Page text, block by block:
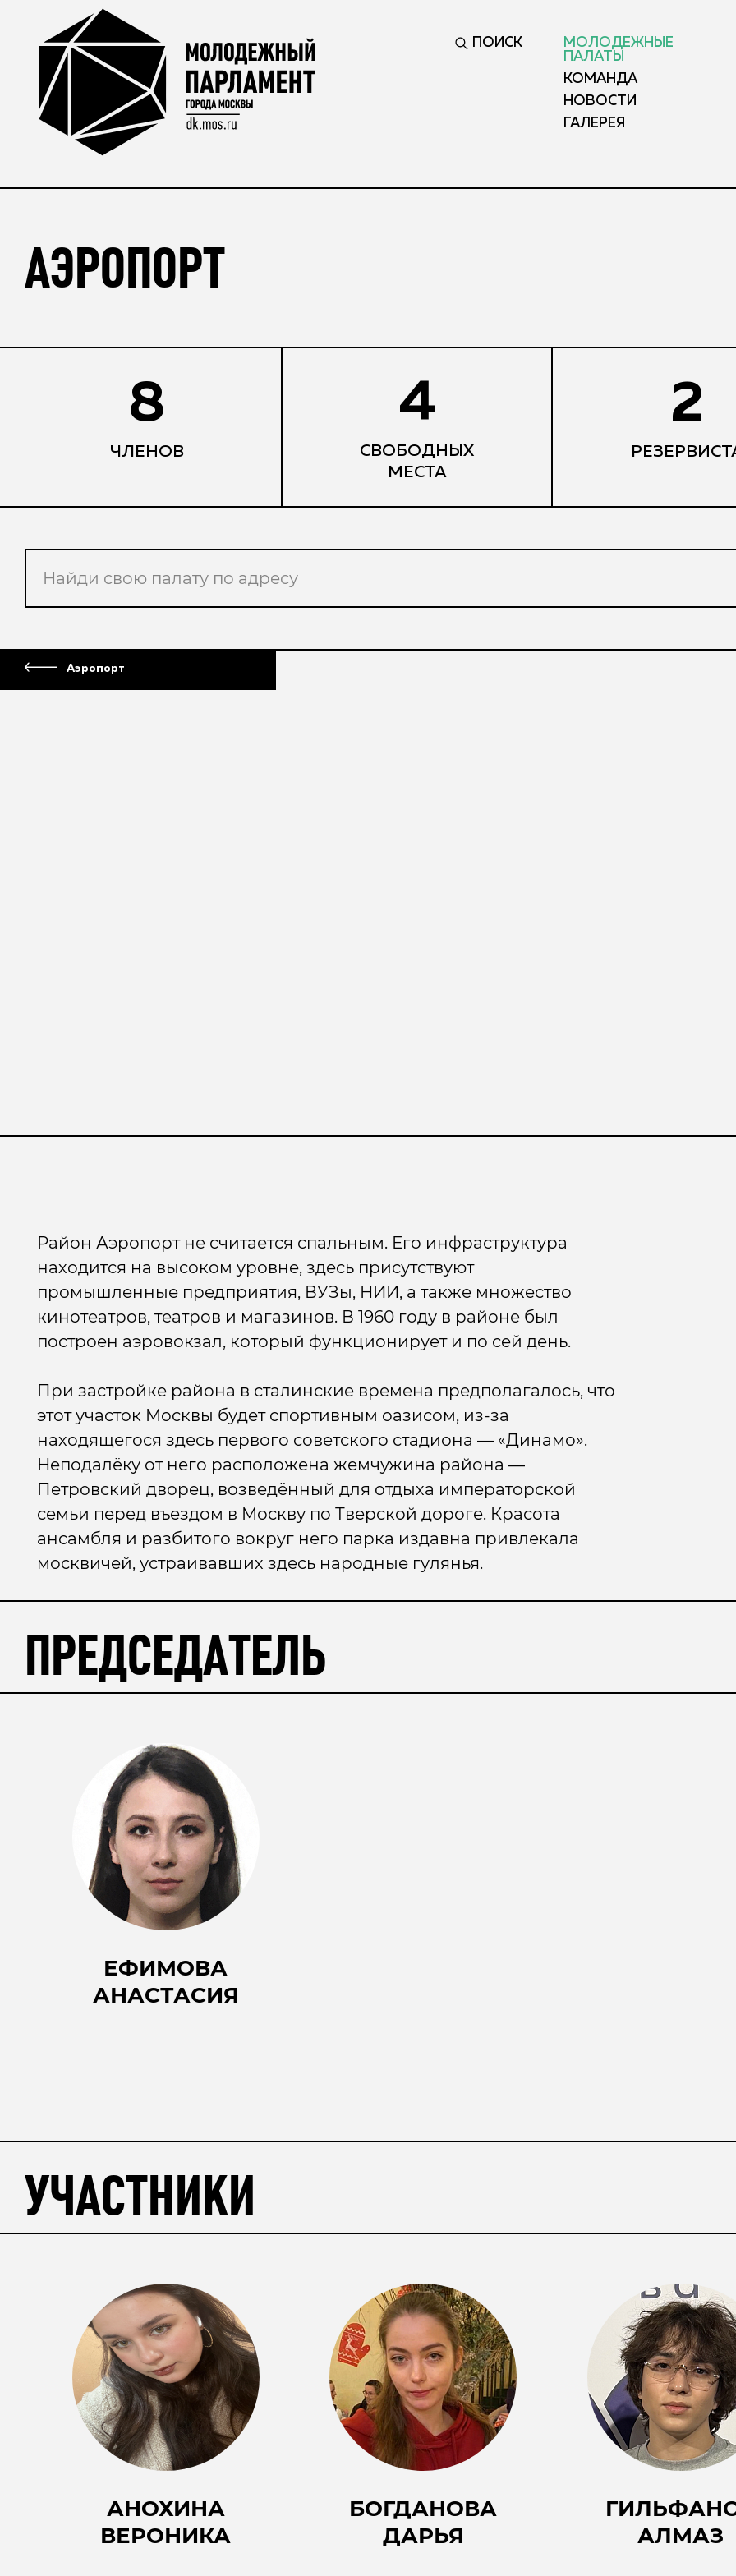
ПОИСК
МОЛОДЕЖНЫЕ
ПАЛАТЫ
КОМАНДА
НОВОСТИ
ГАЛЕРЕЯ
АЭРОПОРТ
8
ЧЛЕНОВ
4
СВОБОДНЫХ
МЕСТА
2
Аэропорт
Район Аэропорт не считается спальным. Его инфраструктура
находится на высоком уровне, здесь присутствуют
промышленные предприятия, ВУЗы, НИИ, а также множество
кинотеатров, театров и магазинов. В 1960 году в районе был
построен аэровокзал, который функционирует и по сей день.
При застройке района в сталинские времена предполагалось, что
этот участок Москвы будет спортивным оазисом, из-за
находящегося здесь первого советского стадиона — «Динамо».
Неподалёку от него расположена жемчужина района —
Петровский дворец, возведённый для отдыха императорской
семьи перед въездом в Москву по Тверской дороге. Красота
ансамбля и разбитого вокруг него парка издавна привлекала
москвичей, устраивавших здесь народные гулянья.
ПРЕДСЕДАТЕЛЬ
ЕФИМОВА
АНАСТАСИЯ
УЧАСТНИКИ
АНОХИНА
ВЕРОНИКА
БОГДАНОВА
ДАРЬЯ
АЛМАЗ